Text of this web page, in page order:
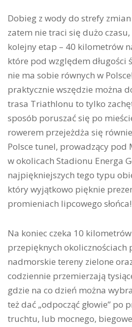
Dobieg z wody do strefy
zatem nie traci się dużo czasu,
kolejny etap – 40 kilometrów
które pod względem długości
nie ma sobie równych w
praktycznie wszędzie można
trasa Triathlonu to tylko
sposób poruszać się po
rowerem przejeżdża się
Polsce tunel, prowadzący pod
w okolicach Stadionu Energa
najpiękniejszych tego typu
który wyjątkowo pięknie
promieniach lipcowego słońca!
Na koniec czeka 10
przepięknych okolicznościach
nadmorskie tereny zielone
codziennie przemierzają
gdzie na co dzień można
też dać „odpocząć głowie” po
truchtu, lub mocnego,